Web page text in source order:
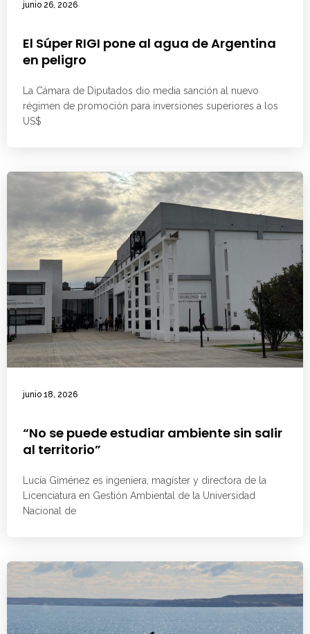
junio 26, 2026
El Súper RIGI pone al agua de Argentina
en peligro
La Cámara de Diputados dio media sanción al nuevo
régimen de promoción para inversiones superiores a los
US$
junio 18, 2026
“No se puede estudiar ambiente sin salir
al territorio”
Lucía Giménez es ingeniera, magíster y directora de la
Licenciatura en Gestión Ambiental de la Universidad
Nacional de